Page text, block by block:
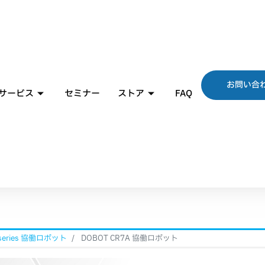
ービス セミナー ストア FAQ
お問い合
協働ロボット DOBOT CR7A 協働ロボット